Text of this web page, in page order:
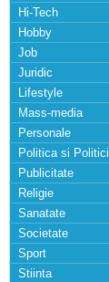
Hi-Tech
Hobby
Job
Juridic
Lifestyle
Mass-media
Personale
Politica si Politici
Publicitate
Religie
Sanatate
Societate
Sport
Stiinta